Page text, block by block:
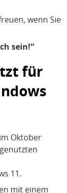
wenn Sie
sein!“
für
Oktober
11.
mit einem